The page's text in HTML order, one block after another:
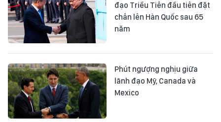
đạo Triều Tiên đầu tiên đặt
chân lên Hàn Quốc sau 65
năm
Phút ngượng nghịu giữa
lãnh đạo Mỹ, Canada và
Mexico